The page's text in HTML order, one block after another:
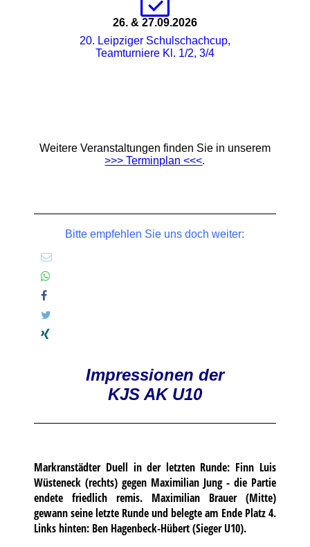
26. & 27.09.2026
20. Leipziger Schulschachcup,
Teamturniere Kl. 1/2, 3/4
Weitere Veranstaltungen finden Sie in unserem
>>> Terminplan <<<.
Bitte empfehlen Sie uns doch weiter:
Impressionen der
KJS AK U10
Markranstädter Duell in der letzten Runde: Finn Luis
Wüsteneck (rechts) gegen Maximilian Jung - die Partie
endete friedlich remis. Maximilian Brauer (Mitte)
gewann seine letzte Runde und belegte am Ende Platz 4.
Links hinten: Ben Hagenbeck-Hübert (Sieger U10).